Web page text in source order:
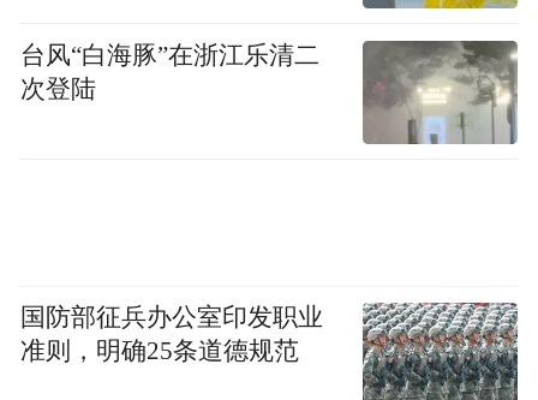
台风“白海豚”在浙江乐清二
次登陆
国防部征兵办公室印发职业
准则，明确25条道德规范